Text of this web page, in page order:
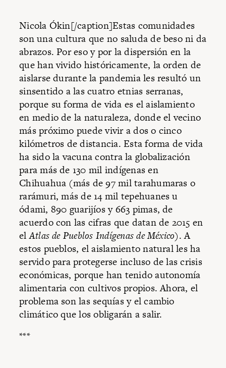
Nicola Ókin[/caption]Estas comunidades
son una cultura que no saluda de beso ni da
abrazos. Por eso y por la dispersión en la
que han vivido históricamente, la orden de
aislarse durante la pandemia les resultó un
sinsentido a las cuatro etnias serranas,
porque su forma de vida es el aislamiento
en medio de la naturaleza, donde el vecino
más próximo puede vivir a dos o cinco
kilómetros de distancia. Esta forma de vida
ha sido la vacuna contra la globalización
para más de 130 mil indígenas en
Chihuahua (más de 97 mil tarahumaras o
rarámuri, más de 14 mil tepehuanes u
ódami, 890 guarijíos y 663 pimas, de
acuerdo con las cifras que datan de 2015 en
elAtlas de Pueblos Indígenas de México). A
estos pueblos, el aislamiento natural les ha
servido para protegerse incluso de las crisis
económicas, porque han tenido autonomía
alimentaria con cultivos propios. Ahora, el
problema son las sequías y el cambio
climático que los obligarán a salir.
***